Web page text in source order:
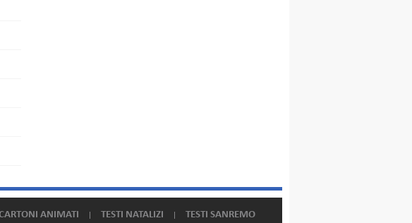
ANIMATI TESTI NATALIZI TESTI SANREMO